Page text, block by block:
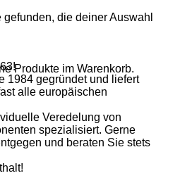
Produkte im Warenkorb.
die deiner Auswahl
1984 gegründet und liefert
alle europäischen
Veredelung von
spezialisiert. Gerne
und beraten Sie stets